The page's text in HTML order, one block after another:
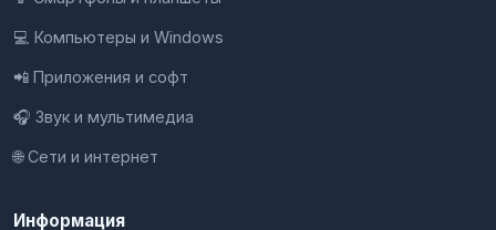
💻 Компьютеры и Windows
📲 Приложения и софт
🎧 Звук и мультимедиа
🌐 Сети и интернет
Информация